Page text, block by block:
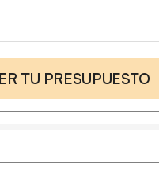
TU PRESUPUESTO